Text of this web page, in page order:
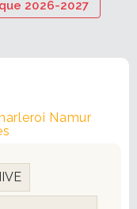
2026-2027
Namur